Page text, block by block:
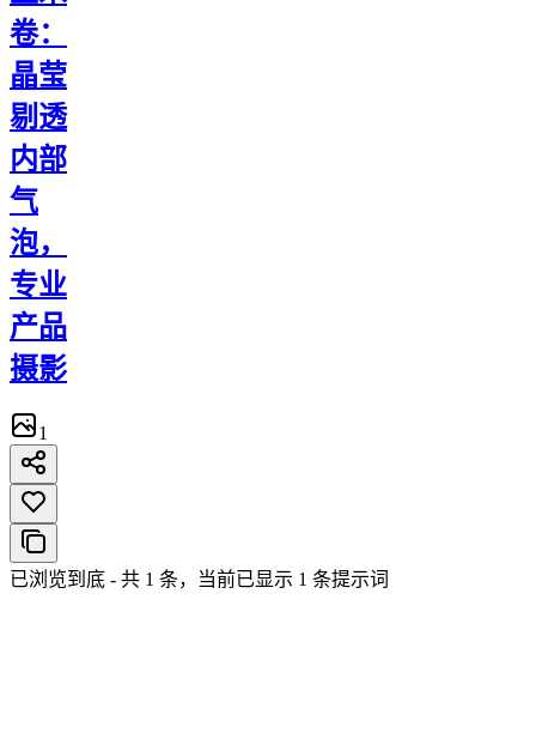
卷：
晶莹
剔透
内部
气
泡，
专业
产品
摄影
1
已浏览到底 - 共 1 条，当前已显示 1 条提示词